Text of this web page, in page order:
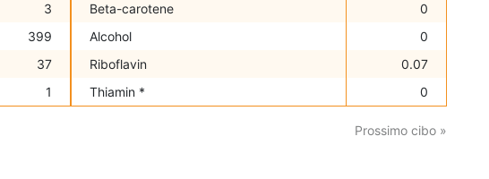
3
399
37
1
Beta-carotene
0
Alcohol
0
Riboflavin
0.07
Thiamin *
0
Prossimo cibo »